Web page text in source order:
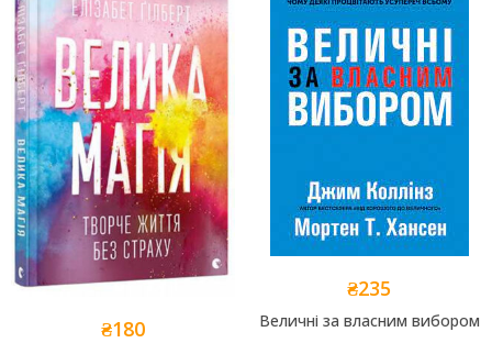
₴180
₴235
Величні за власним вибором